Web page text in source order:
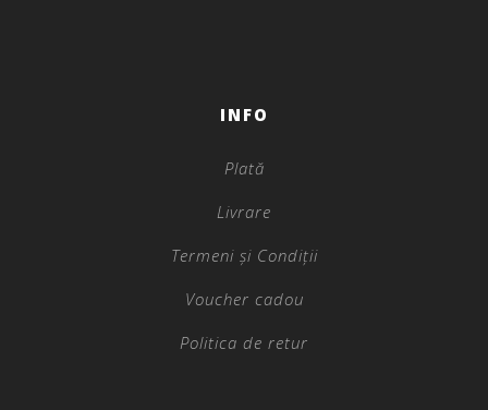
INFO
Plată
Livrare
Termeni și Condiții
Voucher cadou
Politica de retur